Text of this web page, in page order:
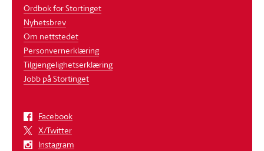
Ordbok for Stortinget
Nyhetsbrev
Om nettstedet
Personvernerklæring
Tilgjengelighetserklæring
Jobb på Stortinget
Facebook
X/Twitter
Instagram